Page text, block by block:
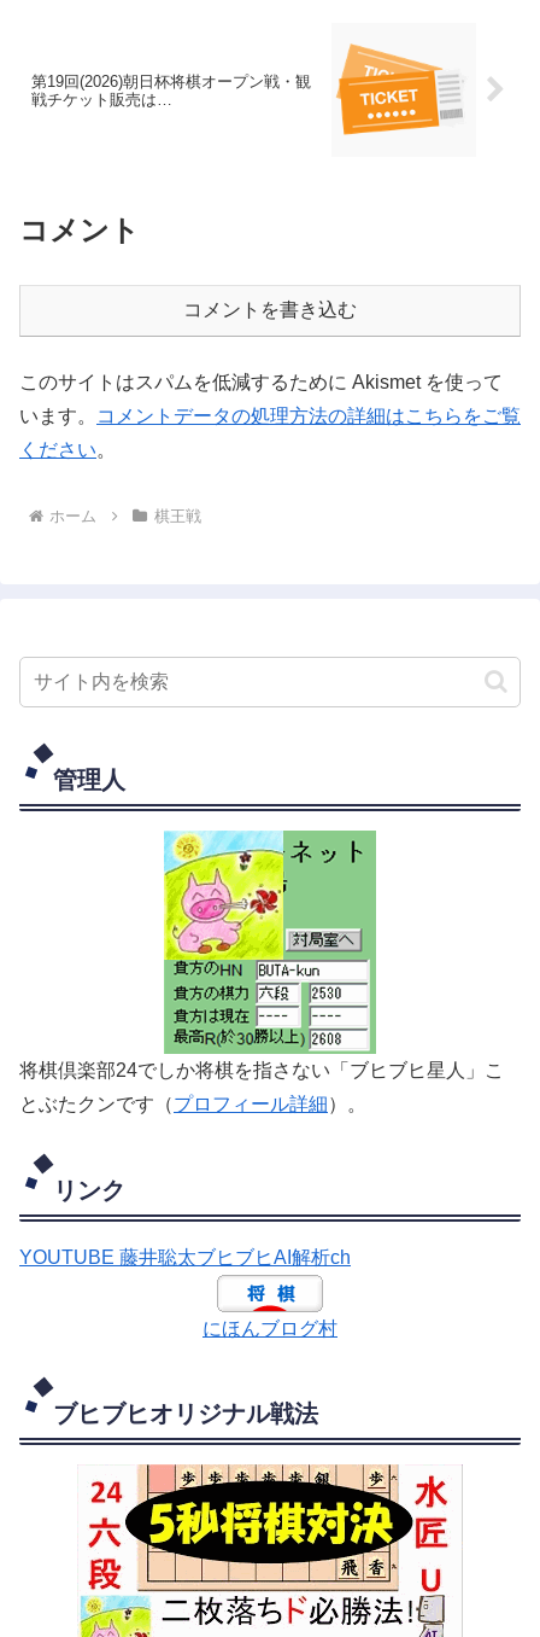
第19回(2026)朝日杯将棋オープン戦・観
戦チケット販売は…
コメント
コメントを書き込む
このサイトはスパムを低減するために Akismet を使って
います。
コメントデータの処理方法の詳細はこちらをご覧
ください。
ホーム 棋王戦
管理人
将棋倶楽部24でしか将棋を指さない「ブヒブヒ星人」こ
とぶたクンです（プロフィール詳細）。
リンク
YOUTUBE 藤井聡太ブヒブヒAI解析ch
にほんブログ村
ブヒブヒオリジナル戦法